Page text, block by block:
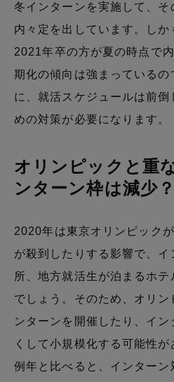
冬インターンを実施して、そ
内々定を出しています。し
2021年卒の方が夏の時点で
期化の傾向は強まっている
に、就活スケジュールは前
めの対策が必要になります。
オリンピックと重
ンターン枠は減少？
2020年は東京オリンピック
が殺到したりする影響で、
所、地方就活生が泊まるホ
でしょう。そのため、オリン
ンターンを開催したり、イ
くして小規模化する可能性が
例年と比べると、インター